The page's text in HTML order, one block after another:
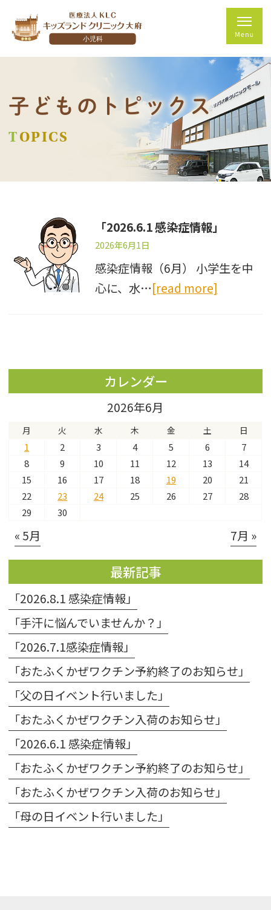
子どものトピックス
TOPICS
「2026.6.1 感染症情報」
2026年6月1日
感染症情報（6月） 小学生を中
心に、水…[read more]
カレンダー
2026年6月
月 火 水 木 金 土 日
1 2 3 4 5 6
7
8
9 10 11 12 13
14
15
16 17 18 19 20
21
22
23 24 25 26 27
28
29
30
« 5月 7月 »
最新記事
「2026.8.1 感染症情報」
「手汗に悩んでいませんか？」
「2026.7.1感染症情報」
「おたふくかぜワクチン予約終了のお知らせ」
「父の日イベント行いました」
「おたふくかぜワクチン入荷のお知らせ」
「2026.6.1 感染症情報」
「おたふくかぜワクチン予約終了のお知らせ」
「おたふくかぜワクチン入荷のお知らせ」
「母の日イベント行いました」